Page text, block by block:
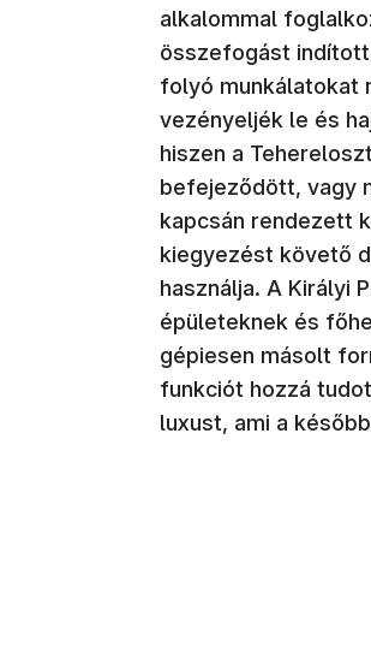
alkalommal
összefogást indított
folyó munkálatokat
vezényeljék le és
hiszen a
befejeződött, vagy
kapcsán rendezett
kiegyezést követő
használja. A Királyi
épületeknek és
gépiesen másolt
funkciót hozzá
luxust, ami a